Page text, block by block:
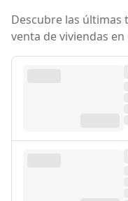
Descubre las últimas
venta de viviendas